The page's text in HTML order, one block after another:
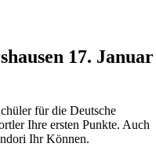
17. Januar
für die Deutsche
Ihre ersten Punkte. Auch
Ihr Können.